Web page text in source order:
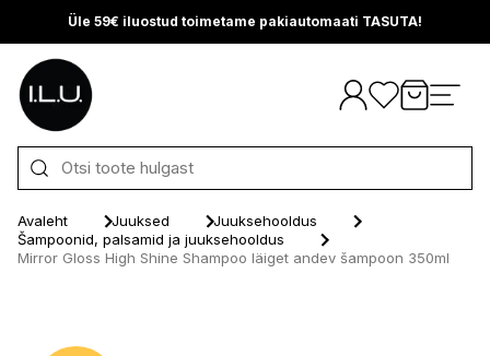
Üle 59€ iluostud toimetame pakiautomaati TASUTA!
Otse sisu juurde
Avaleht Juuksed
Juuksehooldus
Šampoonid, palsamid ja juuksehooldus
Mirror Gloss High Shine Shampoo läiget andev šampoon 350ml